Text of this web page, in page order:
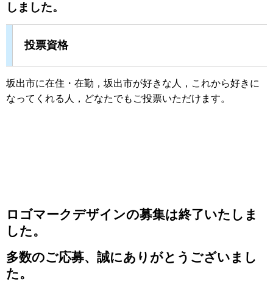
しました。
投票資格
坂出市に在住・在勤，坂出市が好きな人，これから好きに
なってくれる人，どなたでもご投票いただけます。
ロゴマークデザインの募集は終了いたしま
した。
多数のご応募、誠にありがとうございまし
た。